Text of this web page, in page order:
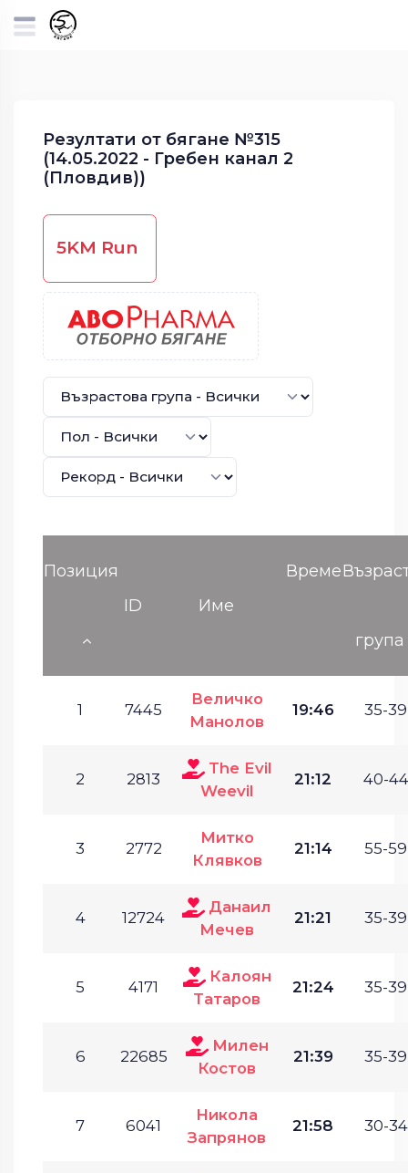
Резултати от бягане №315
(14.05.2022 - Гребен канал 2
(Пловдив))
5KM Run
Позиция
ID
Име
Време
група
1 7445
Величко
Манолов
19:46 35-
2 2813
The Evil
Weevil
21:12 40-
3 2772
Митко
Клявков
21:14 55-
4 12724
Данаил
Мечев
21:21 35-
5 4171
Калоян
Татаров
21:24 35-
6 22685
Милен
Костов
21:39 35-
7 6041
Никола
Запрянов
21:58 30-